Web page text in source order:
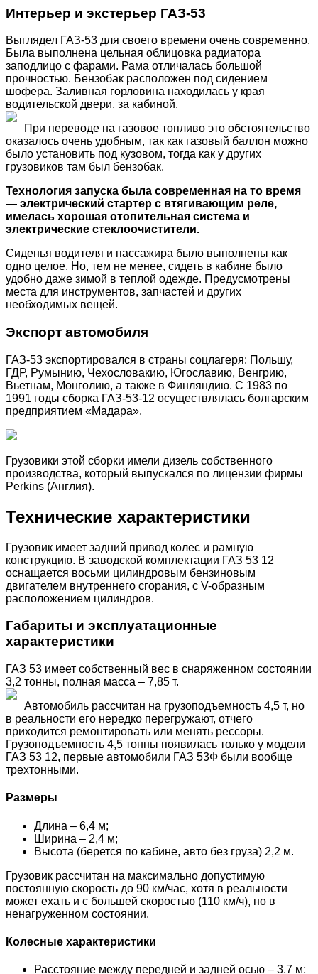
Интерьер и экстерьер ГАЗ-53
Выглядел ГАЗ-53 для своего времени очень современно.
Была выполнена цельная облицовка радиатора
заподлицо с фарами. Рама отличалась большой
прочностью. Бензобак расположен под сидением
шофера. Заливная горловина находилась у края
водительской двери, за кабиной.
При переводе на газовое топливо это обстоятельство
оказалось очень удобным, так как газовый баллон можно
было установить под кузовом, тогда как у других
грузовиков там был бензобак.
Технология запуска была современная на то время
— электрический стартер с втягивающим реле,
имелась хорошая отопительная система и
электрические стеклоочистители.
Сиденья водителя и пассажира было выполнены как
одно целое. Но, тем не менее, сидеть в кабине было
удобно даже зимой в теплой одежде. Предусмотрены
места для инструментов, запчастей и других
необходимых вещей.
Экспорт автомобиля
ГАЗ-53 экспортировался в страны соцлагеря: Польшу,
ГДР, Румынию, Чехословакию, Югославию, Венгрию,
Вьетнам, Монголию, а также в Финляндию. С 1983 по
1991 годы сборка ГАЗ-53-12 осуществлялась болгарским
предприятием «Мадара».
Грузовики этой сборки имели дизель собственного
производства, который выпускался по лицензии фирмы
Perkins (Англия).
Технические характеристики
Грузовик имеет задний привод колес и рамную
конструкцию. В заводской комплектации ГАЗ 53 12
оснащается восьми цилиндровым бензиновым
двигателем внутреннего сгорания, с V-образным
расположением цилиндров.
Габариты и эксплуатационные
характеристики
ГАЗ 53 имеет собственный вес в снаряженном состоянии
3,2 тонны, полная масса – 7,85 т.
Автомобиль рассчитан на грузоподъемность 4,5 т, но
в реальности его нередко перегружают, отчего
приходится ремонтировать или менять рессоры.
Грузоподъемность 4,5 тонны появилась только у модели
ГАЗ 53 12, первые автомобили ГАЗ 53Ф были вообще
трехтонными.
Размеры
Длина – 6,4 м;
Ширина – 2,4 м;
Высота (берется по кабине, авто без груза) 2,2 м.
Грузовик рассчитан на максимально допустимую
постоянную скорость до 90 км/час, хотя в реальности
может ехать и с большей скоростью (110 км/ч), но в
ненагруженном состоянии.
Колесные характеристики
Расстояние между передней и задней осью – 3,7 м;